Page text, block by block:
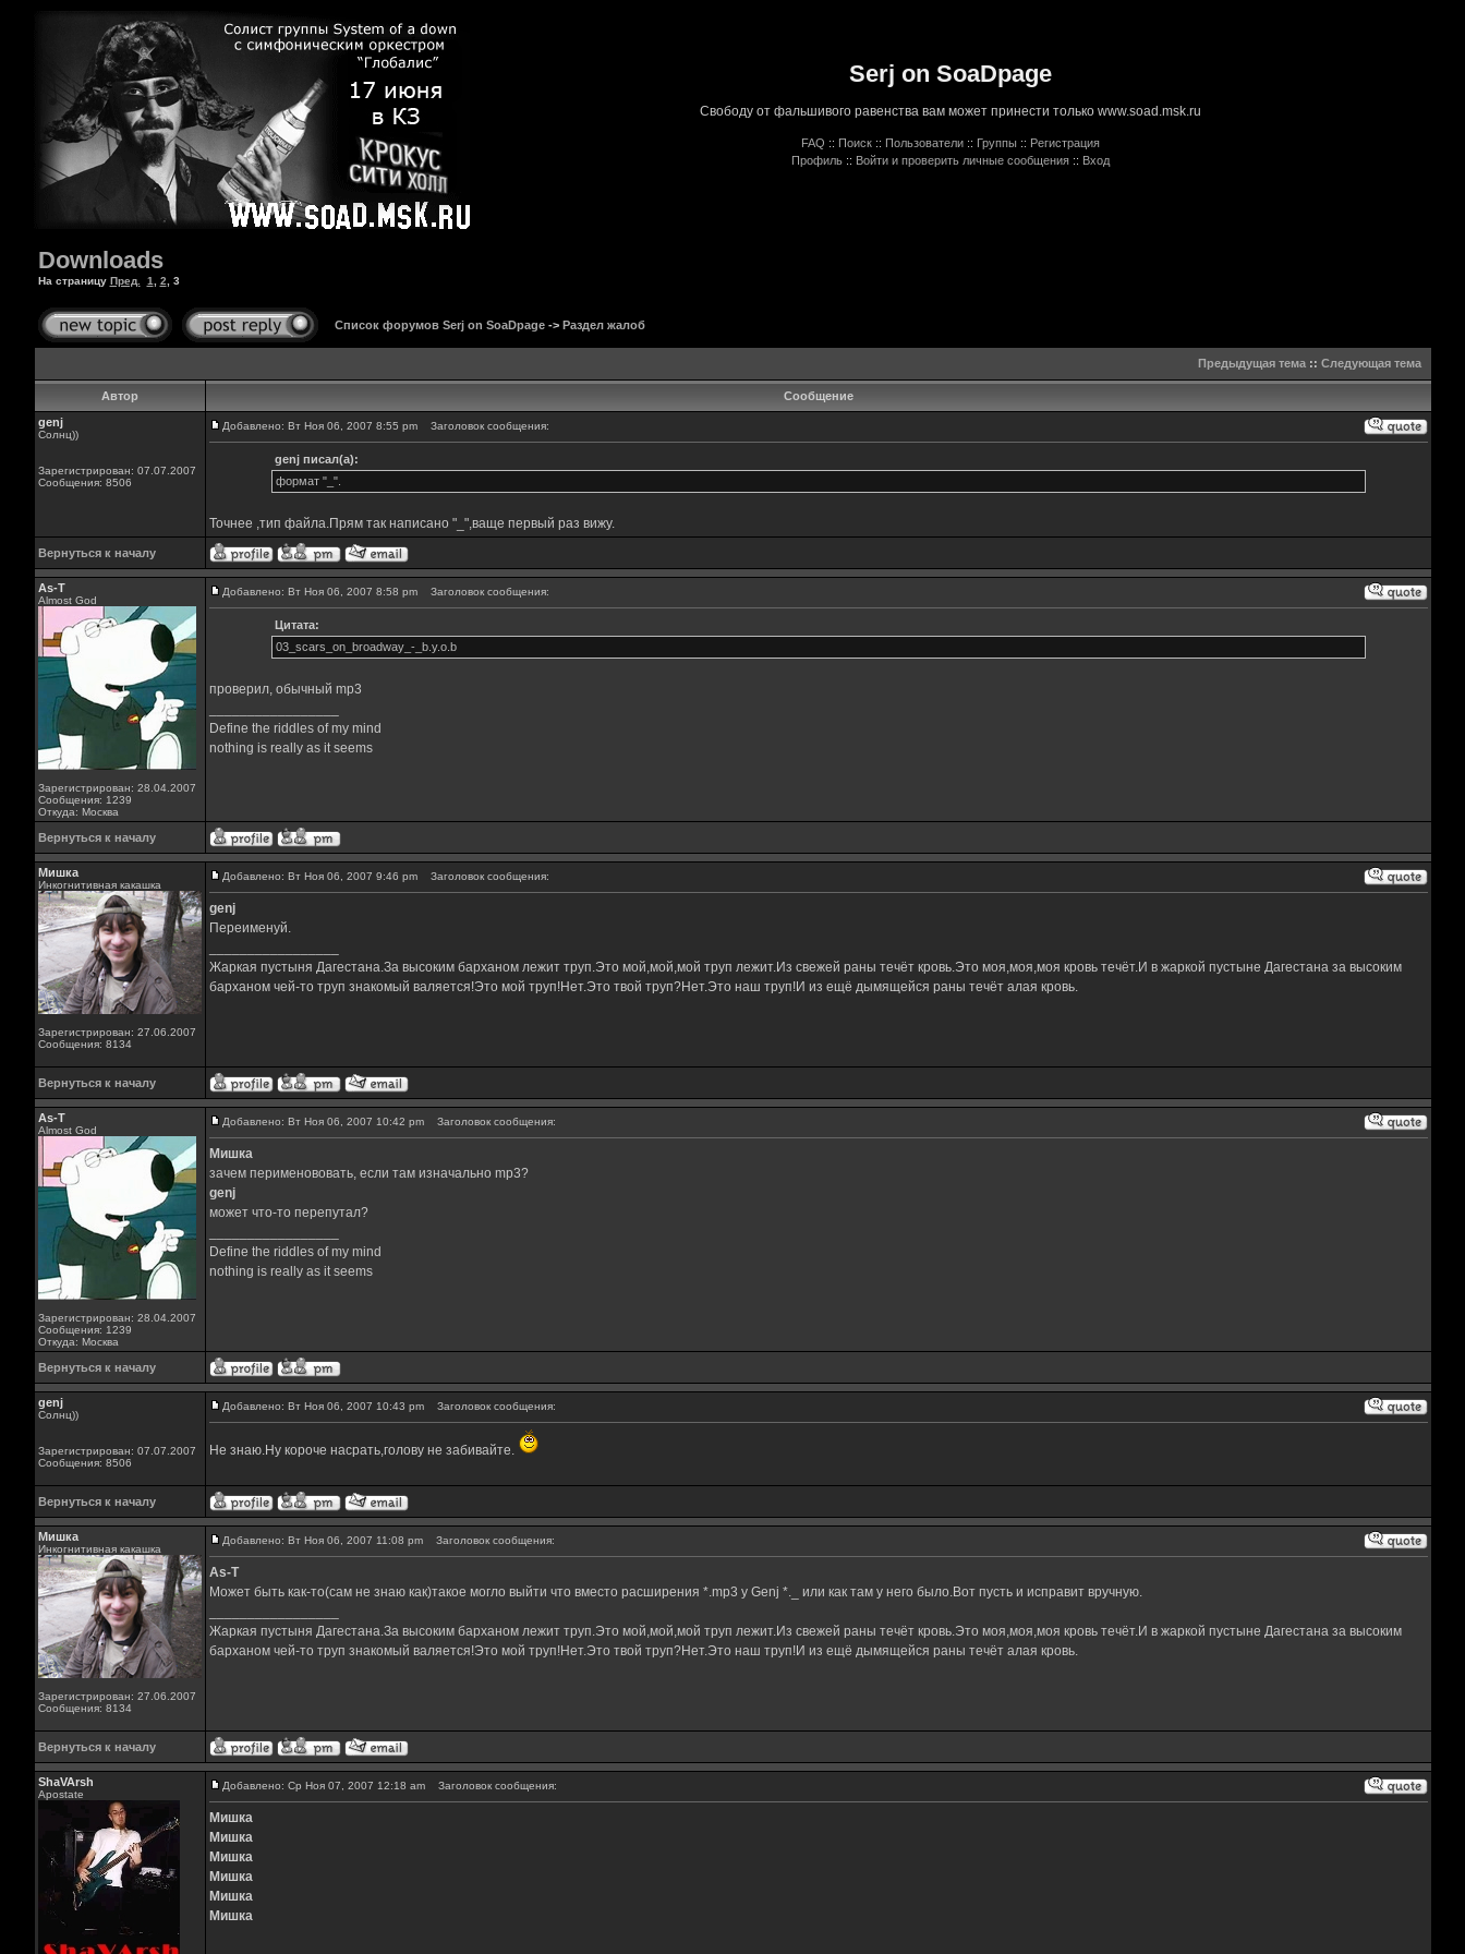
Serj on SoaDpage
Свободу от фальшивого равенства вам может принести только www.soad.msk.ru
FAQ :: Поиск :: Пользователи :: Группы :: Регистрация
Профиль :: Войти и проверить личные сообщения :: Вход
Downloads
На страницу Пред. 1 2 3
Список форумов Serj on SoaDpage-> Раздел жалоб
Предыдущая тема:: Следующая тема
Автор
Сообщение
genj
Солнц))
Зарегистрирован: 07.07.2007
Сообщения: 8506
Добавлено: Вт Ноя 06, 2007 8:55 pm Заголовок сообщения:
genj писал(а):
формат "_".
Точнее ,тип файла.Прям так написано "_",ваще первый раз вижу.
Вернуться к началу
As-T
Almost God
Зарегистрирован: 28.04.2007
Сообщения: 1239
Откуда: Москва
Добавлено: Вт Ноя 06, 2007 8:58 pm Заголовок сообщения:
Цитата:
03_scars_on_broadway_-_b.y.o.b
проверил, обычный mp3
Define the riddles of my mind
nothing is really as it seems
Вернуться к началу
Мишка
Инкогнитивная какашка
Зарегистрирован: 27.06.2007
Сообщения: 8134
Добавлено: Вт Ноя 06, 2007 9:46 pm Заголовок сообщения:
genj
Переименуй.
Жаркая пустыня Дагестана.За высоким барханом лежит труп.Это мой,мой,мой труп лежит.Из свежей раны течёт кровь.Это моя,моя,моя кровь течёт.И в жаркой пустыне Дагестана за высоким
барханом чей-то труп знакомый валяется!Это мой труп!Нет.Это твой труп?Нет.Это наш труп!И из ещё дымящейся раны течёт алая кровь.
Вернуться к началу
As-T
Almost God
Зарегистрирован: 28.04.2007
Сообщения: 1239
Откуда: Москва
Добавлено: Вт Ноя 06, 2007 10:42 pm Заголовок сообщения:
Мишка
зачем перименововать, если там изначально mp3?
genj
может что-то перепутал?
Define the riddles of my mind
nothing is really as it seems
Вернуться к началу
genj
Солнц))
Зарегистрирован: 07.07.2007
Сообщения: 8506
Добавлено: Вт Ноя 06, 2007 10:43 pm Заголовок сообщения:
Не знаю.Ну короче насрать,голову не забивайте.
Вернуться к началу
Мишка
Инкогнитивная какашка
Зарегистрирован: 27.06.2007
Сообщения: 8134
Добавлено: Вт Ноя 06, 2007 11:08 pm Заголовок сообщения:
As-T
Может быть как-то(сам не знаю как)такое могло выйти что вместо расширения *.mp3 у Genj *._ или как там у него было.Вот пусть и исправит вручную.
Жаркая пустыня Дагестана.За высоким барханом лежит труп.Это мой,мой,мой труп лежит.Из свежей раны течёт кровь.Это моя,моя,моя кровь течёт.И в жаркой пустыне Дагестана за высоким
барханом чей-то труп знакомый валяется!Это мой труп!Нет.Это твой труп?Нет.Это наш труп!И из ещё дымящейся раны течёт алая кровь.
Вернуться к началу
ShaVArsh
Apostate
Добавлено: Ср Ноя 07, 2007 12:18 am Заголовок сообщения:
Мишка
Мишка
Мишка
Мишка
Мишка
Мишка